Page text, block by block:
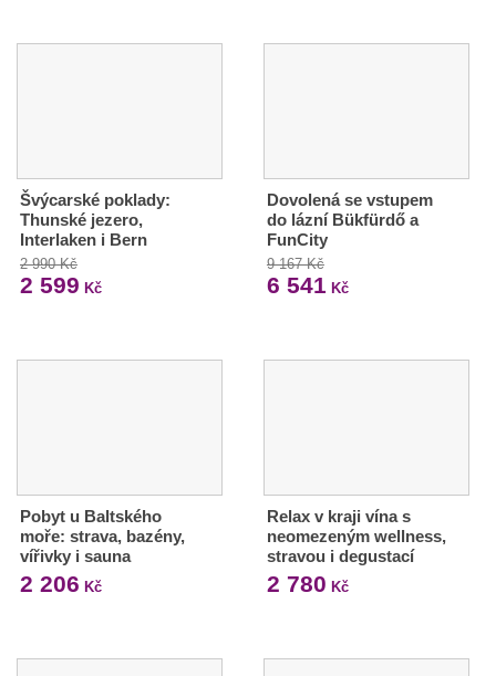
Švýcarské poklady:
Thunské jezero,
Interlaken i Bern
2 990 Kč
2 599 Kč
Dovolená se vstupem
do lázní Bükfürdő a
FunCity
9 167 Kč
6 541 Kč
Pobyt u Baltského
moře: strava, bazény,
vířivky i sauna
2 206 Kč
Relax v kraji vína s
neomezeným wellness,
stravou i degustací
2 780 Kč